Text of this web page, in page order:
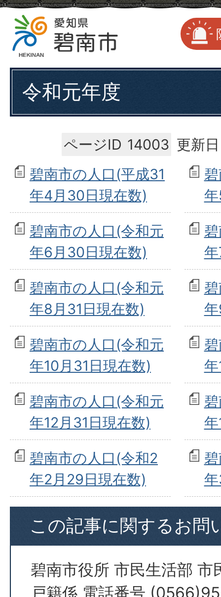
令和元年度
ページID 14003 更新
碧南市の人口(平成31
年4月30日現在数)
碧南市の人口(令和元
年6月30日現在数)
碧南市の人口(令和元
年8月31日現在数)
碧南市の人口(令和元
年10月31日現在数)
碧南市の人口(令和元
年12月31日現在数)
碧南市の人口(令和2
年2月29日現在数)
この記事に関するお問
碧南市役所 市民生活部 市
戸籍係 電話番号